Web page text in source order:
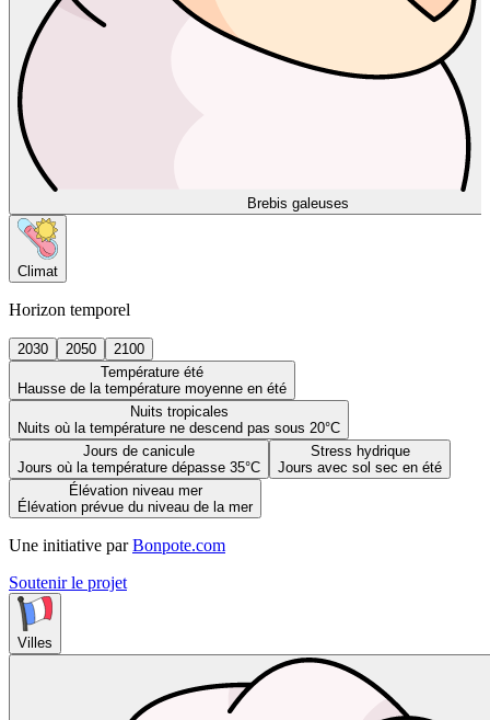
Brebis galeuses
Climat
Horizon temporel
2030 2050
2100
Température été
Hausse de la température moyenne en été
Nuits tropicales
Nuits où la température ne descend pas sous 20°C
Jours de canicule
Jours où la température dépasse 35°C
Stress hydrique
Jours avec sol sec en été
Élévation niveau mer
Élévation prévue du niveau de la mer
Une initiative par Bonpote.com
Soutenir le projet
Villes